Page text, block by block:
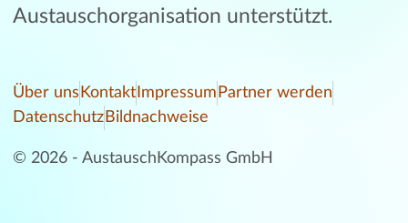
Austauschorganisation unterstützt.
Über uns Kontakt Impressum Partner werden
Datenschutz Bildnachweise
© 2026 - AustauschKompass GmbH